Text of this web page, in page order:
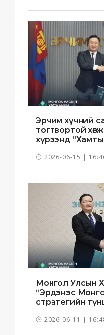
Эрчим хүчний
тогтвортой
хүрээнд
2026-06-15 |
Монгол Улсын
“Эрдэнэс
стратегийн
2026-06-11 |